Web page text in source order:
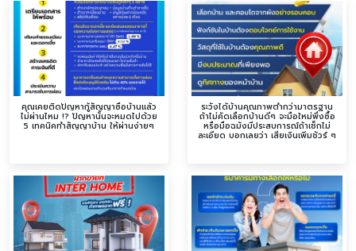
คุณเคยติดปัญหากู้สัญญาซื้อบ้านแล้ว
ไม่ผ่านไหม !? ปัญหานั้นจะหมดไปด้วย
5 เทคนิคทำสัญญาบ้าน ให้ผ่านง่ายๆ
ระวังได้บ้านคุณภาพต่ำกว่ามาตรฐาน
ถ้าไม่คัดเลือกบ้านดีๆ จะมือใหม่พึ่งซื้อ
หรือมือฉมังมีประสบการณ์ถ้าเช็กไม่
ละเอียด บอกเลยว่า เสียเงินเพิ่มชัวร์ ๆ